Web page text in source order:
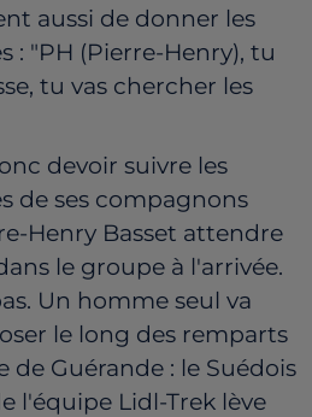
aussi de donner les
: "PH (Pierre-Henry), tu
tu vas chercher les
devoir suivre les
de ses compagnons
Henry Basset attendre
le groupe à l'arrivée.
Un homme seul va
le long des remparts
de Guérande : le Suédois
l'équipe Lidl-Trek lève